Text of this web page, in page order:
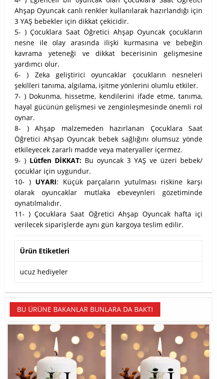
Ahşap Oyuncak canlı renkler kullanılarak hazırlandığı için
3 YAŞ bebekler için dikkat çekicidir.
5- ) Çocuklara Saat Öğretici Ahşap Oyuncak çocukların
nesne ile olay arasında ilişki kurmasına ve bebeğin
kavrama yeteneği ve dikkat becerisinin gelişmesine
yardımcı olur.
6- ) Zeka geliştirici oyuncaklar çocukların nesneleri
şekilleri tanıma, algılama, işitme yönlerini olumlu etkiler.
7- ) Dokunma, hissetme, kendilerini ifade etme, tanıma,
hayal gücünün gelişmesi ve zenginleşmesinde önemli rol
oynar.
8- ) Ahşap malzemeden hazırlanan Çocuklara Saat
Öğretici Ahşap Oyuncak bebek sağlığını olumsuz yönde
etkileyecek zararlı madde veya materyaller içermez.
9- ) Lütfen DİKKAT: Bu oyuncak 3 YAŞ ve üzeri bebek/
çocuklar için uygundur.
10- ) UYARI: Küçük parçaların yutulması riskine karşı
olarak oyuncaklar mutlaka ebeveynleri gözetiminde
oynatılmalıdır.
11- ) Çocuklara Saat Öğretici Ahşap Oyuncak hafta içi
verilecek siparişlerde aynı gün kargoya teslim edilir.
Ürün Etiketleri
ucuz hediyeler
BU ÜRÜNE BAKANLAR BUNLARA DA BAKTI